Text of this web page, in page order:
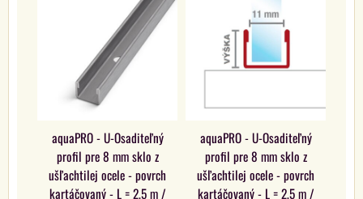
aquaPRO - U-Osaditeľný
profil pre 8 mm sklo z
ušľachtilej ocele - povrch
kartáčovaný - L = 2,5 m /
aquaPRO - U-Osaditeľný
profil pre 8 mm sklo z
ušľachtilej ocele - povrch
kartáčovaný - L = 2,5 m /